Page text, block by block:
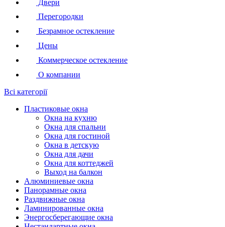
Двери
Перегородки
Безрамное остекление
Цены
Коммерческое остекление
О компании
Всі категорії
Пластиковые окна
Окна на кухню
Окна для спальни
Окна для гостиной
Окна в детскую
Окна для дачи
Окна для коттеджей
Выход на балкон
Алюминиевые окна
Панорамные окна
Раздвижные окна
Ламинированные окна
Энергосберегающие окна